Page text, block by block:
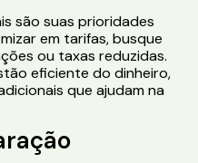
são suas prioridades
em tarifas, busque
ou taxas reduzidas.
eficiente do dinheiro,
que ajudam na